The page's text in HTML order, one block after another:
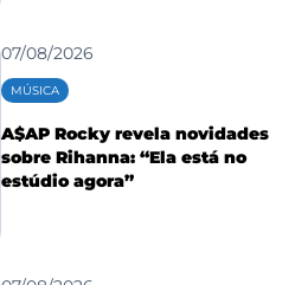
07/08/2026
MÚSICA
A$AP Rocky revela novidades
sobre Rihanna: “Ela está no
estúdio agora”